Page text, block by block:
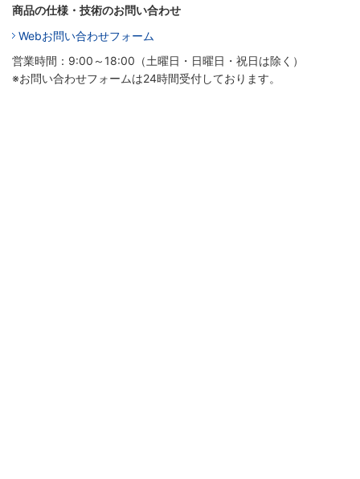
商品の仕様・技術のお問い合わせ
Webお問い合わせフォーム
営業時間：9:00～18:00（土曜日・日曜日・祝日は除く）
※お問い合わせフォームは24時間受付しております。